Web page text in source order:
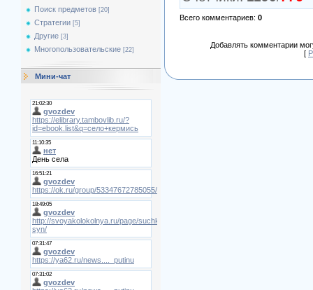
Поиск предметов [20]
Стратегии [5]
Другие [3]
Многопользовательские [22]
Мини-чат
Всего комментариев: 0
Добавлять комментарии
[